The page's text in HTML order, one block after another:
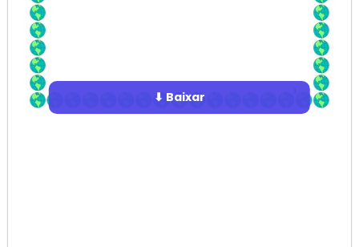
⬇ Baixar